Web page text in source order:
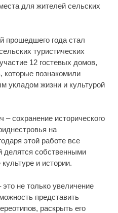
для жителей сельских
прошедшего года стал
туристических
12 гостевых домов,
которые познакомили
укладом жизни и культурой
– сохранение исторического
на
этой работе все
делятся собственными
и истории.
не только увеличение
представить
раскрыть его